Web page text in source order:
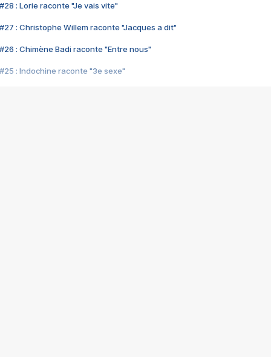
#28 : Lorie raconte "Je vais vite"
#27 : Christophe Willem raconte "Jacques a dit"
#26 : Chimène Badi raconte "Entre nous"
#25 : Indochine raconte "3e sexe"